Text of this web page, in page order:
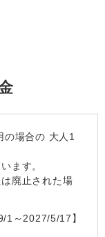
の場合の 大人1
ます。
廃止された場
1～2027/5/17】